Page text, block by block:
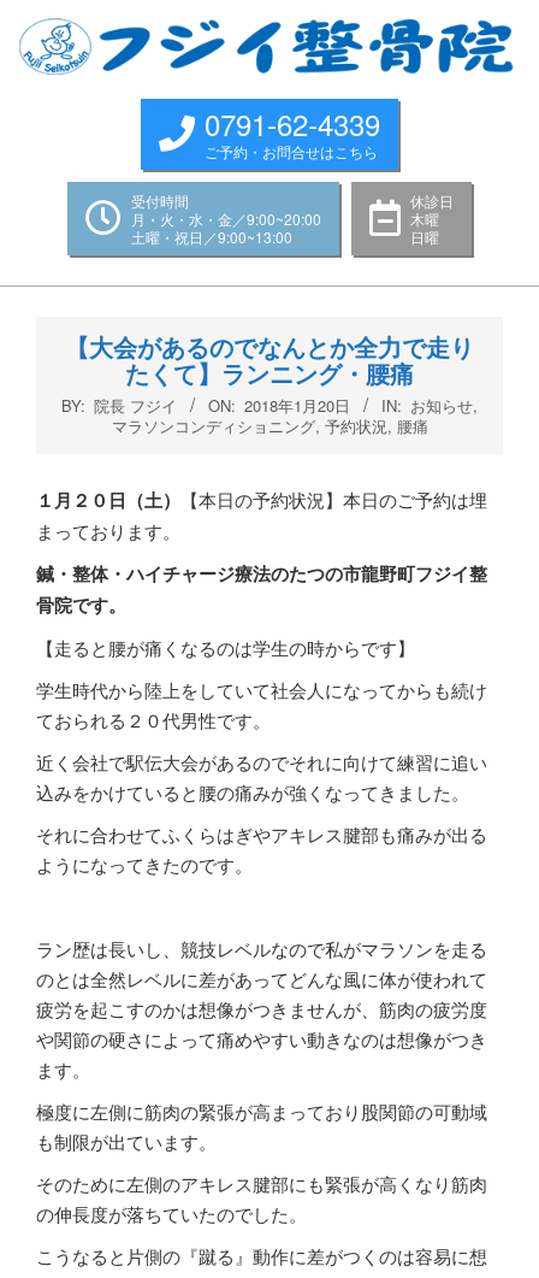
content
0791-62-4339
ご予約・お問合せはこちら
受付時間
月・火・水・金／9:00~20:00
土曜・祝日／9:00~13:00
休診日
木曜
日曜
【大会があるのでなんとか全力で走り
たくて】ランニング・腰痛
BY: 院長 フジイ ON: 2018年1月20日 IN: お知らせ,
マラソンコンディショニング, 予約状況, 腰痛
１月２０ 日（土）
【本日の予約状況】本日のご予約は埋
まっております。
鍼・整体・ハイチャージ療法のたつの市龍野町フジイ整
骨院です。
【走ると腰が痛くなるのは学生の時からです】
学生時代から陸上をしていて社会人になってからも続け
ておられる２０代男性です。
近く会社で駅伝大会があるのでそれに向けて練習に追い
込みをかけていると腰の痛みが強くなってきました。
それに合わせてふくらはぎやアキレス腱部も痛みが出る
ようになってきたのです。
ラン歴は長いし、競技レベルなので私がマラソンを走る
のとは全然レベルに差があってどんな風に体が使われて
疲労を起こすのかは想像がつきませんが、筋肉の疲労度
や関節の硬さによって痛めやすい動きなのは想像がつき
ます。
極度に左側に筋肉の緊張が高まっており股関節の可動域
も制限が出ています。
そのために左側のアキレス腱部にも緊張が高くなり筋肉
の伸長度が落ちていたのでした。
こうなると片側の『蹴る』動作に差がつくのは容易に想